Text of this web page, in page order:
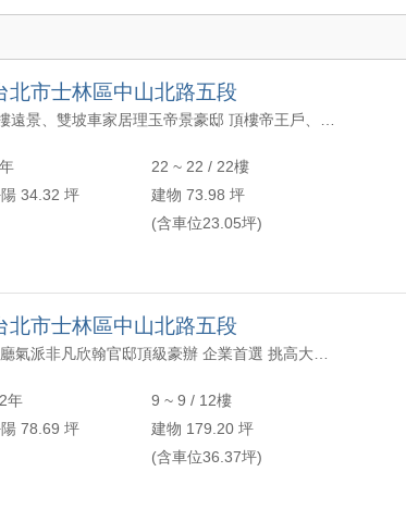
坪
樓
以上
- 樓
3 房
4 房
5 房以上
-
東
市士林區中山北路五段
22 ~ 22 / 22樓
34.32 坪
建物 73.98 坪
(含車位23.05坪)
市士林區中山北路五段
年
9 ~ 9 / 12樓
78.69 坪
建物 179.20 坪
(含車位36.37坪)